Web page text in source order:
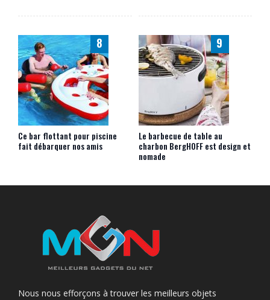
8
Ce bar flottant pour piscine
fait débarquer nos amis
9
Le barbecue de table au
charbon BergHOFF est design et
nomade
Nous nous efforçons à trouver les meilleurs objets